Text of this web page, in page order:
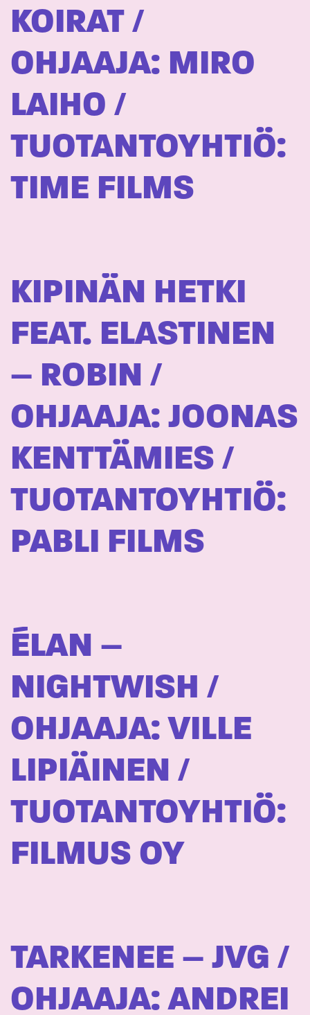
KOIRAT /
OHJAAJA: MIRO
LAIHO /
TUOTANTOYHTIÖ:
TIME FILMS
KIPINÄN HETKI
FEAT. ELASTINEN
– ROBIN /
OHJAAJA: JOONAS
KENTTÄMIES /
TUOTANTOYHTIÖ:
PABLI FILMS
ÉLAN –
NIGHTWISH /
OHJAAJA: VILLE
LIPIÄINEN /
TUOTANTOYHTIÖ:
FILMUS OY
TARKENEE – JVG /
OHJAAJA: ANDREI